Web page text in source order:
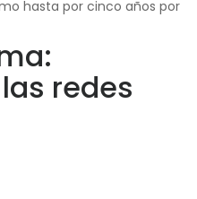
hasta por cinco años por
redes